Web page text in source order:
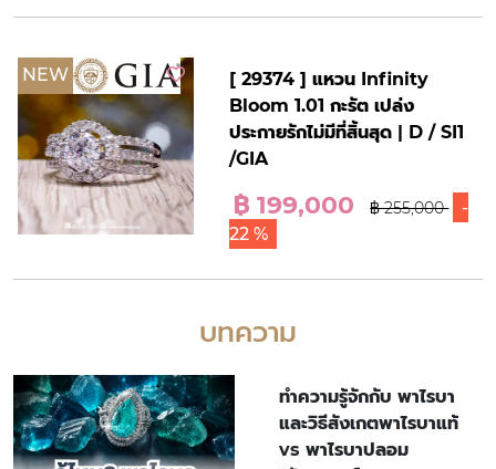
NEW
[ 29374 ] แหวน Infinity
Bloom 1.01 กะรัต เปล่ง
ประกายรักไม่มีที่สิ้นสุด | D / SI1
/GIA
฿ 199,000 ฿ 255,000
-
22 %
บทความ
ทำความรู้จักกับ พาไรบา
และวิธีสังเกตพาไรบาแท้
vs พาไรบาปลอม